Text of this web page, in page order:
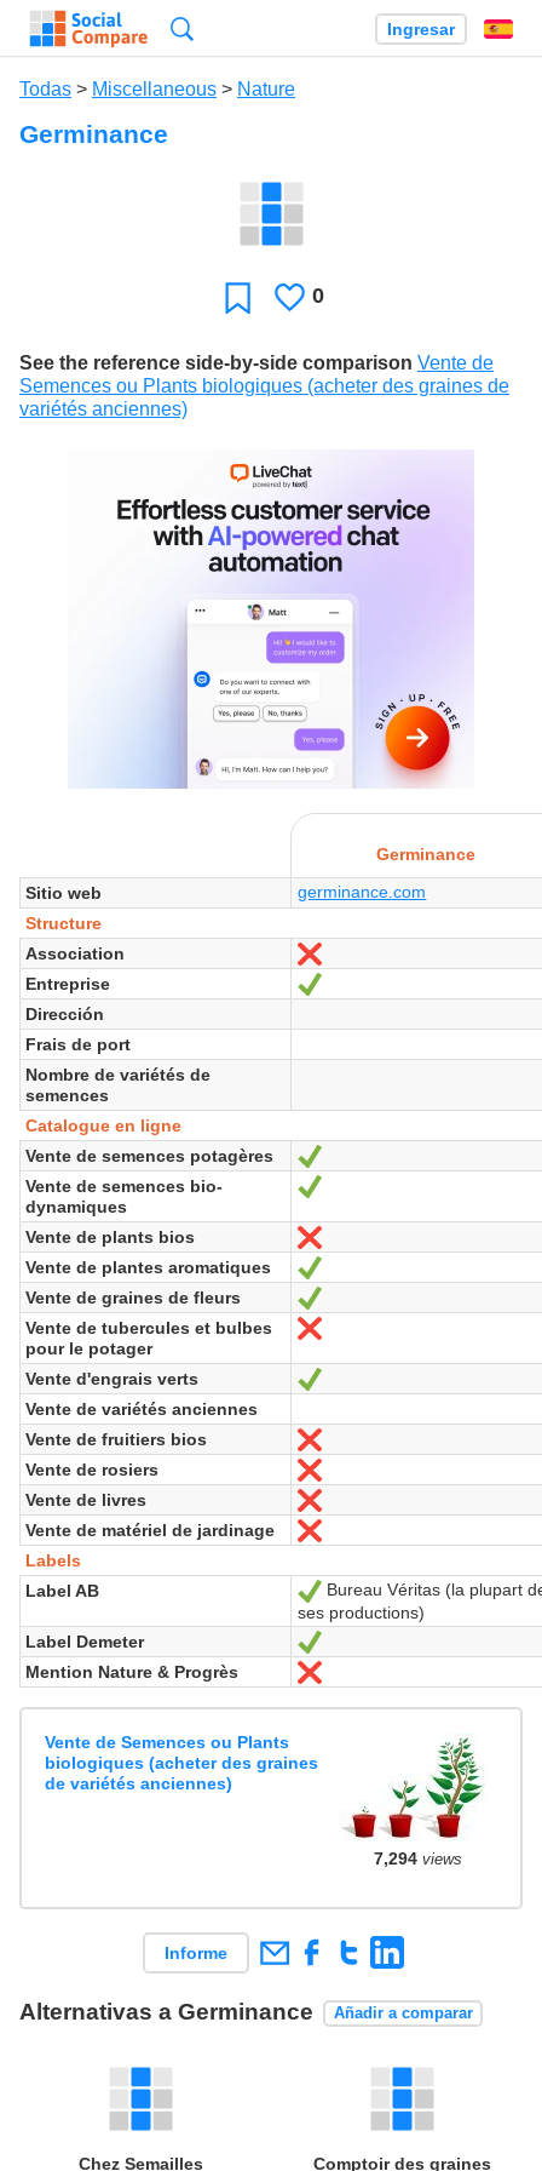
Ingresar
Todas > Miscellaneous > Nature
Germinance
Favoritos
Le
0
See the reference side-by-side comparison Vente de
Semences ou Plants biologiques (acheter des graines de
variétés anciennes)
Germinance
Sitio web
germinance.com
Structure
Association
No
Entreprise
Sí
Dirección
Frais de port
Nombre de variétés de
semences
Catalogue en ligne
Vente de semences potagères
Vente de semences bio-
dynamiques
Sí
Vente de plants bios
No
Vente de plantes aromatiques
Sí
Vente de graines de fleurs
Vente de tubercules et bulbes
pour le potager
No
Vente d'engrais verts
Vente de variétés anciennes
Vente de fruitiers bios
No
Vente de rosiers
No
Vente de livres
No
Vente de matériel de jardinage
No
Labels
Label AB
Sí
Bureau Véritas (la plupart
ses productions)
Label Demeter
Mention Nature & Progrès
No
Vente de Semences ou Plants
biologiques (acheter des graines
de variétés anciennes)
7,294views
Informe
Alternativas a Germinance Añadir a comparar
Chez Semailles Comptoir des graines